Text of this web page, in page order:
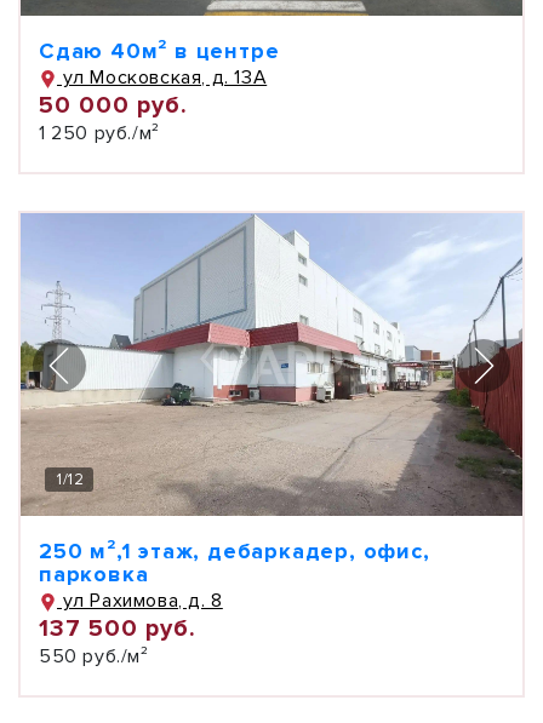
Сдаю 40м² в центре
ул Московская, д. 13А
50 000 руб.
1 250 руб./м²
1/12
250 м²,1 этаж, дебаркадер, офис,
парковка
ул Рахимова, д. 8
137 500 руб.
550 руб./м²